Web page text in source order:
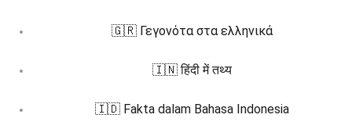
🇬🇷 Γεγονότα στα ελληνικά
🇮🇳 हिंदी में तथ्य
🇮🇩 Fakta dalam Bahasa Indonesia